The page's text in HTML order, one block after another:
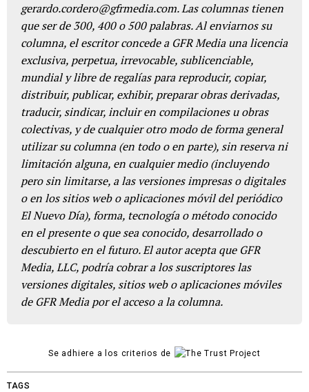
gerardo.cordero@gfrmedia.com. Las columnas tienen
que ser de 300, 400 o 500 palabras. Al enviarnos su
columna, el escritor concede a GFR Media una licencia
exclusiva, perpetua, irrevocable, sublicenciable,
mundial y libre de regalías para reproducir, copiar,
distribuir, publicar, exhibir, preparar obras derivadas,
traducir, sindicar, incluir en compilaciones u obras
colectivas, y de cualquier otro modo de forma general
utilizar su columna (en todo o en parte), sin reserva ni
limitación alguna, en cualquier medio (incluyendo
pero sin limitarse, a las versiones impresas o digitales
o en los sitios web o aplicaciones móvil del periódico
El Nuevo Día), forma, tecnología o método conocido
en el presente o que sea conocido, desarrollado o
descubierto en el futuro. El autor acepta que GFR
Media, LLC, podría cobrar a los suscriptores las
versiones digitales, sitios web o aplicaciones móviles
de GFR Media por el acceso a la columna.
Se adhiere a los criterios de
TAGS